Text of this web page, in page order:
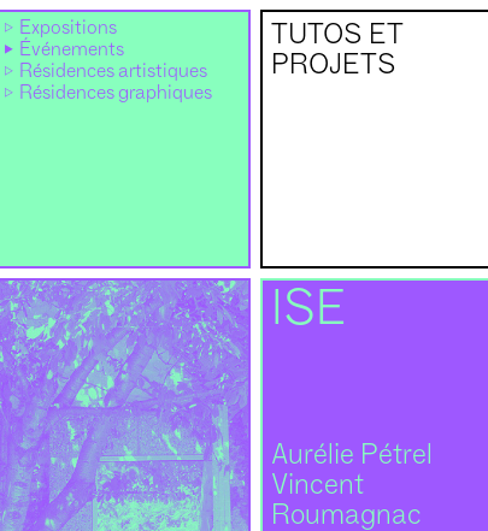
Expositions
Événements
Résidences artistiques
Résidences graphiques
TUTOS ET
PROJETS
ISE
Aurélie Pétrel
Vincent
Roumagnac